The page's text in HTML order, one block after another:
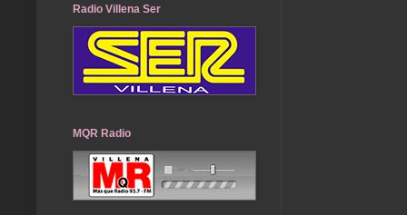
Radio Villena Ser
MQR Radio